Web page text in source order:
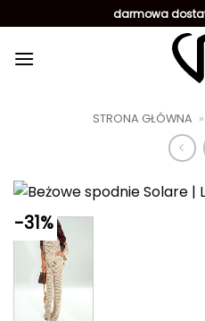
do
zawartości
darmowa
STRONA GŁÓWNA »
-31%